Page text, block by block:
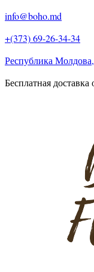
info@boho.md
+(373) 69-26-34-34
Республика
Бесплатная доставка